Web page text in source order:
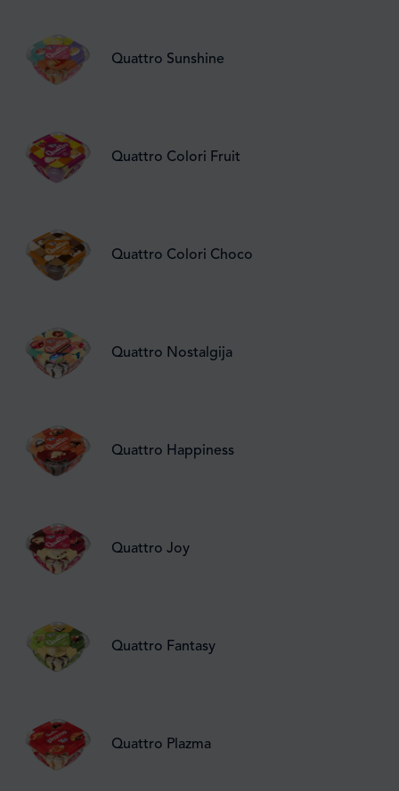
Quattro Sunshine
Quattro Colori Fruit
Quattro Colori Choco
Quattro Nostalgija
Quattro Happiness
Quattro Joy
Quattro Fantasy
Quattro Plazma